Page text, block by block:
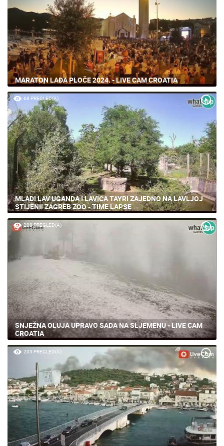
MARATON LAĐA PLOČE 2024. - LIVE CAM CROATIA
68 PREGLED(A)
MLADI LAV UGANDA I LAVICA TAYRI ZAJEDNO NA LAVLJOJ
STIJENI! ZAGREB ZOO - TIME LAPSE
208 PREGLED(A)
SNJEŽNA OLUJA UPRAVO SADA NA SLJEMENU - LIVE CAM
CROATIA
203 PREGLED(A)